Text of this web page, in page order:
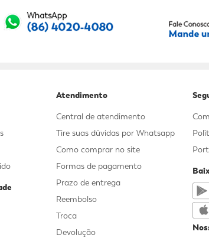
RECEBER
Atendimento
Central de atendimento
Tire suas dúvidas por Whatsapp
Como comprar no site
Formas de pagamento
Prazo de entrega
Reembolso
Troca
Devolução